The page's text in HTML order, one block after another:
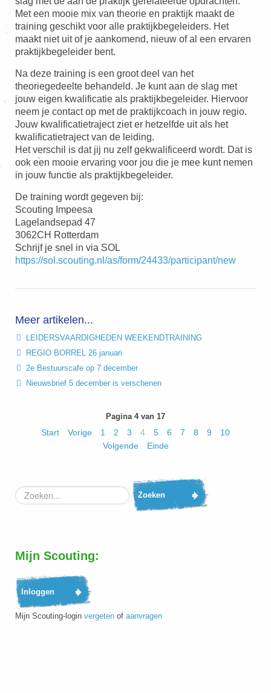
Met een mooie mix van theorie en praktijk maakt de
training geschikt voor alle praktijkbegeleiders. Het
maakt niet uit of je aankomend, nieuw of al een ervaren
praktijkbegeleider bent.
Na deze training is een groot deel van het
theoriegedeelte behandeld. Je kunt aan de slag met
jouw eigen kwalificatie als praktijkbegeleider. Hiervoor
neem je contact op met de praktijkcoach in jouw regio.
Jouw kwalificatietraject ziet er hetzelfde uit als het
kwalificatietraject van de leiding.
Het verschil is dat jij nu zelf gekwalificeerd wordt. Dat is
ook een mooie ervaring voor jou die je mee kunt nemen
in jouw functie als praktijkbegeleider.
De training wordt gegeven bij:
Scouting Impeesa
Lagelandsepad 47
3062CH Rotterdam
Schrijf je snel in via SOL
https://sol.scouting.nl/as/form/24433/participant/new
Meer artikelen...
LEIDERSVAARDIGHEDEN WEEKENDTRAINING
REGIO BORREL 26 januari
2e Bestuurscafe op 7 december
Nieuwsbrief 5 december is verschenen
Pagina 4 van 17
Start Vorige 1 2 3 4 5 6 7 8 9
10
Volgende
Einde
Zoeken
Mijn Scouting:
Mijn Scouting-login vergeten of aanvragen